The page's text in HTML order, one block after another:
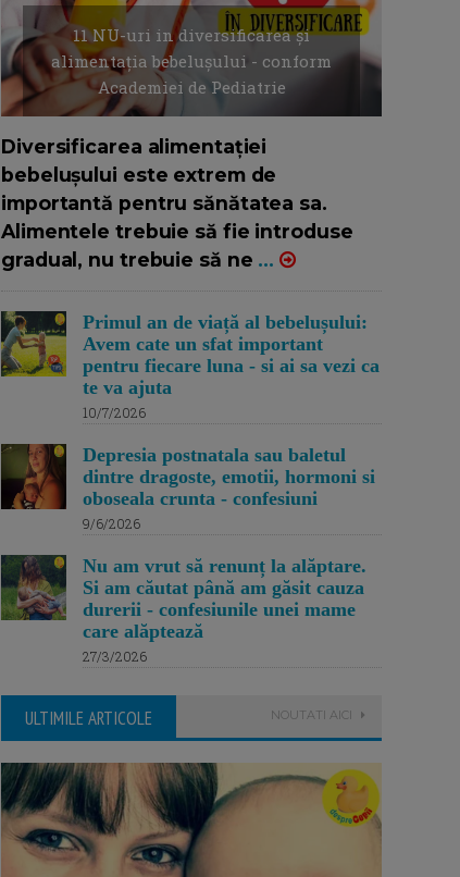
11 NU-uri in diversificarea și
alimentația bebelușului - conform
Academiei de Pediatrie
Diversificarea alimentației
bebelușului este extrem de
importantă pentru sănătatea sa.
Alimentele trebuie să fie introduse
gradual, nu trebuie să ne ...
Primul an de viață al bebelușului:
Avem cate un sfat important
pentru fiecare luna - si ai sa vezi ca
te va ajuta
10/7/2026
Depresia postnatala sau baletul
dintre dragoste, emotii, hormoni si
oboseala crunta - confesiuni
9/6/2026
Nu am vrut să renunț la alăptare.
Si am căutat până am găsit cauza
durerii - confesiunile unei mame
care alăptează
27/3/2026
ULTIMILE ARTICOLE NOUTATI AICI